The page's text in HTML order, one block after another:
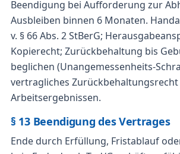
Beendigung bei Aufforderung zur
Ausbleiben binnen 6 Monaten.
v. § 66 Abs. 2 StBerG;
Kopierecht; Zurückbehaltung bis
beglichen (Unangemessenheits-
vertragliches Zurückbehaltungsrecht
Arbeitsergebnissen.
§ 13 Beendigung des Vertrages
Ende durch Erfüllung, Fristablauf